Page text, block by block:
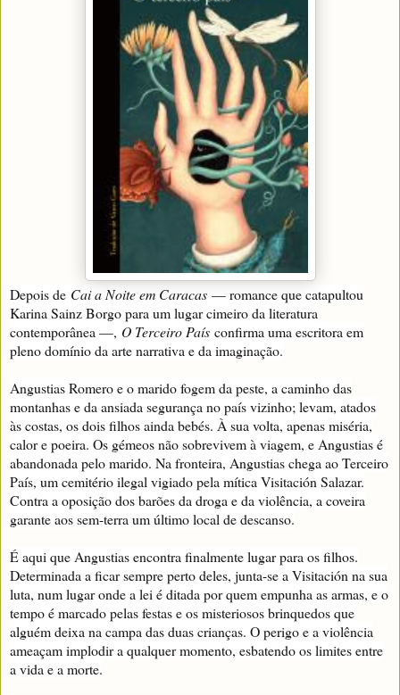
Depois de Cai a Noite em Caracas — romance que catapultou
Karina Sainz Borgo para um lugar cimeiro da literatura
contemporânea —, O Terceiro País confirma uma escritora em
pleno domínio da arte narrativa e da imaginação.
Angustias Romero e o marido fogem da peste, a caminho das
montanhas e da ansiada segurança no país vizinho; levam, atados
às costas, os dois filhos ainda bebés. À sua volta, apenas miséria,
calor e poeira. Os gémeos não sobrevivem à viagem, e Angustias é
abandonada pelo marido. Na fronteira, Angustias chega ao Terceiro
País, um cemitério ilegal vigiado pela mítica Visitación Salazar.
Contra a oposição dos barões da droga e da violência, a coveira
garante aos sem-terra um último local de descanso.
É aqui que Angustias encontra finalmente lugar para os filhos.
Determinada a ficar sempre perto deles, junta-se a Visitación na sua
luta, num lugar onde a lei é ditada por quem empunha as armas, e o
tempo é marcado pelas festas e os misteriosos brinquedos que
alguém deixa na campa das duas crianças. O perigo e a violência
ameaçam implodir a qualquer momento, esbatendo os limites entre
a vida e a morte.